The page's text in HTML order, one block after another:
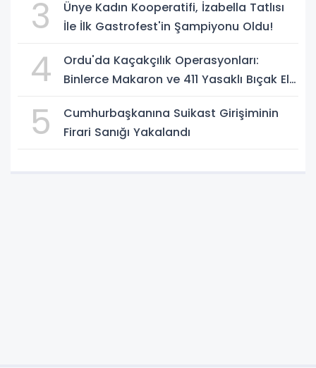
3
Ünye Kadın Kooperatifi, İzabella Tatlısı
İle İlk Gastrofest'in Şampiyonu Oldu!
4
Ordu'da Kaçakçılık Operasyonları:
Binlerce Makaron ve 411 Yasaklı Bıçak Ele
5
Cumhurbaşkanına Suikast Girişiminin
Firari Sanığı Yakalandı